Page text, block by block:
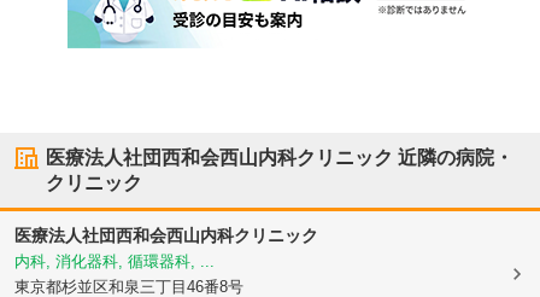
医療法人社団西和会西山内科クリニック 近隣の病院・
クリニック
医療法人社団西和会西山内科クリニック
内科, 消化器科, 循環器科, ...
東京都杉並区和泉三丁目46番8号